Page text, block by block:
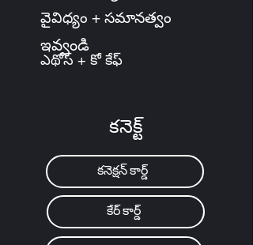
వైవిధ్యం + సమానత్వం
ఇవ్వండి
ఎథోస్ + కో కేఫ్
కనెక్ట్
కనెక్షన్ కార్డ్
కేర్ కార్డ్